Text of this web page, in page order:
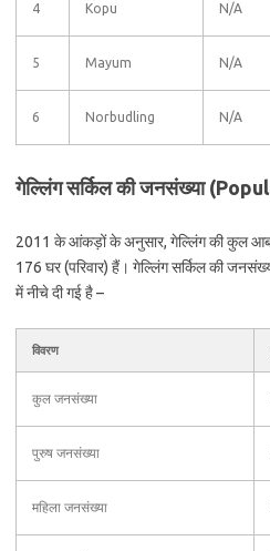
4 Kopu N/A
5 Mayum N/A
6 Norbudling N/A
गेल्लिंग सर्किल की जनसंख्या
2011 के आंकड़ों के अनुसार, गेल्लिंग की कुल
176 घर (परिवार) हैं। गेल्लिंग सर्किल की
में नीचे दी गई है –
विवरण
कुल जनसंख्या
पुरुष जनसंख्या
महिला जनसंख्या